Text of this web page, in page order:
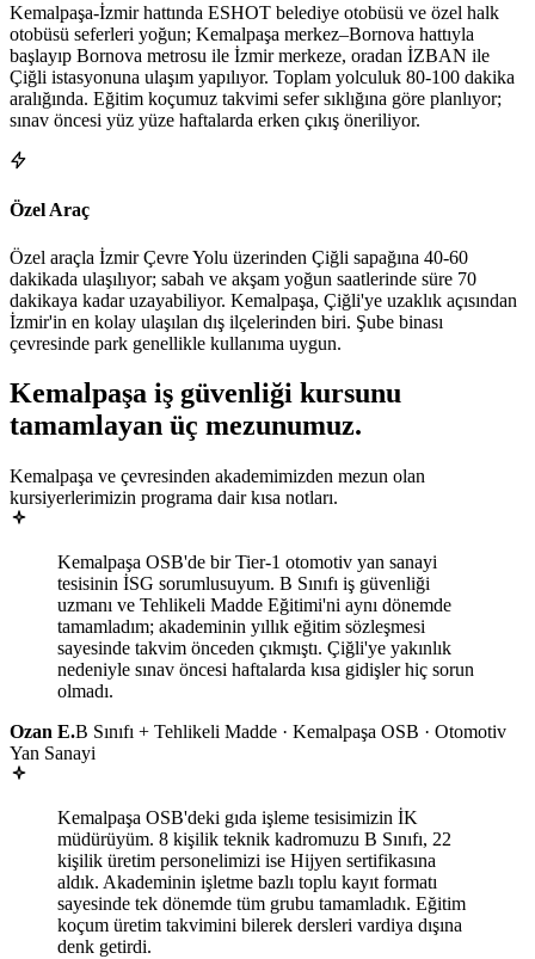
Kemalpaşa-İzmir hattında ESHOT belediye otobüsü ve özel halk
otobüsü seferleri yoğun; Kemalpaşa merkez–Bornova hattıyla
başlayıp Bornova metrosu ile İzmir merkeze, oradan İZBAN ile
Çiğli istasyonuna ulaşım yapılıyor. Toplam yolculuk 80-100 dakika
aralığında. Eğitim koçumuz takvimi sefer sıklığına göre planlıyor;
sınav öncesi yüz yüze haftalarda erken çıkış öneriliyor.
Özel Araç
Özel araçla İzmir Çevre Yolu üzerinden Çiğli sapağına 40-60
dakikada ulaşılıyor; sabah ve akşam yoğun saatlerinde süre 70
dakikaya kadar uzayabiliyor. Kemalpaşa, Çiğli'ye uzaklık açısından
İzmir'in en kolay ulaşılan dış ilçelerinden biri. Şube binası
çevresinde park genellikle kullanıma uygun.
Kemalpaşa iş güvenliği kursunu
tamamlayan üç mezunumuz.
Kemalpaşa ve çevresinden akademimizden mezun olan
kursiyerlerimizin programa dair kısa notları.
Kemalpaşa OSB'de bir Tier-1 otomotiv yan sanayi
tesisinin İSG sorumlusuyum. B Sınıfı iş güvenliği
uzmanı ve Tehlikeli Madde Eğitimi'ni aynı dönemde
tamamladım; akademinin yıllık eğitim sözleşmesi
sayesinde takvim önceden çıkmıştı. Çiğli'ye yakınlık
nedeniyle sınav öncesi haftalarda kısa gidişler hiç sorun
olmadı.
Ozan E.B Sınıfı + Tehlikeli Madde · Kemalpaşa OSB · Otomotiv
Yan Sanayi
Kemalpaşa OSB'deki gıda işleme tesisimizin İK
müdürüyüm. 8 kişilik teknik kadromuzu B Sınıfı, 22
kişilik üretim personelimizi ise Hijyen sertifikasına
aldık. Akademinin işletme bazlı toplu kayıt formatı
sayesinde tek dönemde tüm grubu tamamladık. Eğitim
koçum üretim takvimini bilerek dersleri vardiya dışına
denk getirdi.